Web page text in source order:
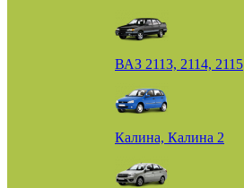
ВАЗ 2113, 2114, 2115
Калина, Калина 2